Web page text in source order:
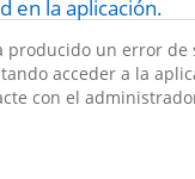
en la aplicación.
producido un error de
acceder a la
con el